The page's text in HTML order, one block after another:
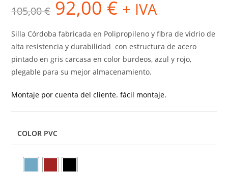
105,00€
El
precio
original
105,00 €.
92,00 €El
precio
actual
92,00 €.
+ IVA
Silla Córdoba fabricada en Polipropileno y fibra de vidrio de
alta resistencia y durabilidad con estructura de acero
pintado en gris carcasa en color burdeos, azul y rojo,
plegable para su mejor almacenamiento.
Montaje por cuenta del cliente. fácil montaje.
COLOR PVC